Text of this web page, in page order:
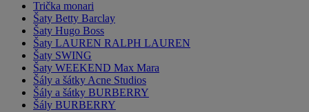
Trička monari
Šaty Betty Barclay
Šaty Hugo Boss
Šaty LAUREN RALPH LAUREN
Šaty SWING
Šaty WEEKEND Max Mara
Šály a šátky Acne Studios
Šály a šátky BURBERRY
Šály BURBERRY